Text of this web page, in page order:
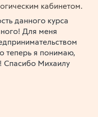
кабинетом.
данного курса
Для меня
теперь я понимаю,
Спасибо Михаилу